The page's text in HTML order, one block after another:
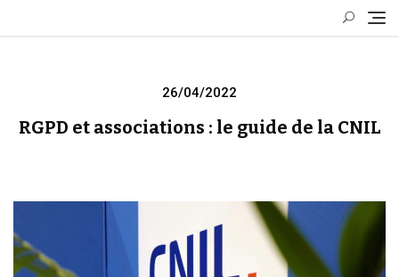
Posted
26/04/2022
RGPD et associations : le guide de la CNIL